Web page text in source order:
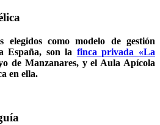
elegidos como modelo de gestión
España, son la finca privada «La
de Manzanares, y el Aula Apícola
en ella.